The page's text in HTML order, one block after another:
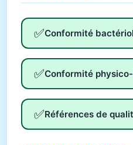
✅Conformité
✅Conformité
✅Références de